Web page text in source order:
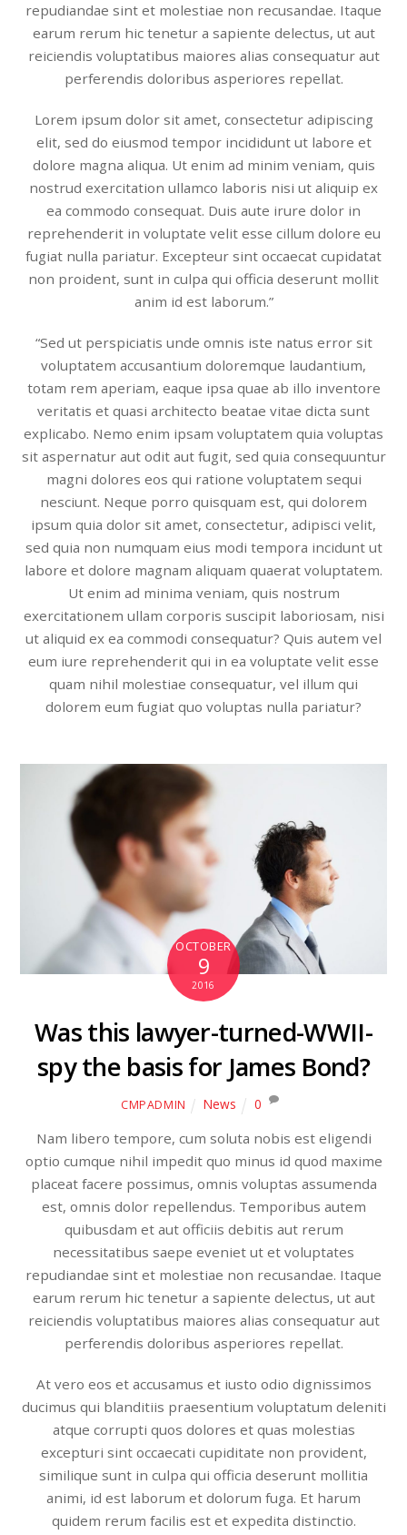
repudiandae sint et molestiae non recusandae. Itaque
earum rerum hic tenetur a sapiente delectus, ut aut
reiciendis voluptatibus maiores alias consequatur aut
perferendis doloribus asperiores repellat.
Lorem ipsum dolor sit amet, consectetur adipiscing
elit, sed do eiusmod tempor incididunt ut labore et
dolore magna aliqua. Ut enim ad minim veniam, quis
nostrud exercitation ullamco laboris nisi ut aliquip ex
ea commodo consequat. Duis aute irure dolor in
reprehenderit in voluptate velit esse cillum dolore eu
fugiat nulla pariatur. Excepteur sint occaecat cupidatat
non proident, sunt in culpa qui officia deserunt mollit
anim id est laborum.”
“Sed ut perspiciatis unde omnis iste natus error sit
voluptatem accusantium doloremque laudantium,
totam rem aperiam, eaque ipsa quae ab illo inventore
veritatis et quasi architecto beatae vitae dicta sunt
explicabo. Nemo enim ipsam voluptatem quia voluptas
sit aspernatur aut odit aut fugit, sed quia consequuntur
magni dolores eos qui ratione voluptatem sequi
nesciunt. Neque porro quisquam est, qui dolorem
ipsum quia dolor sit amet, consectetur, adipisci velit,
sed quia non numquam eius modi tempora incidunt ut
labore et dolore magnam aliquam quaerat voluptatem.
Ut enim ad minima veniam, quis nostrum
exercitationem ullam corporis suscipit laboriosam, nisi
ut aliquid ex ea commodi consequatur? Quis autem vel
eum iure reprehenderit qui in ea voluptate velit esse
quam nihil molestiae consequatur, vel illum qui
dolorem eum fugiat quo voluptas nulla pariatur?
OCTOBER
9
2016
Was this lawyer-turned-WWII-
spy the basis for James Bond?
CMPADMIN News 0
Nam libero tempore, cum soluta nobis est eligendi
optio cumque nihil impedit quo minus id quod maxime
placeat facere possimus, omnis voluptas assumenda
est, omnis dolor repellendus. Temporibus autem
quibusdam et aut officiis debitis aut rerum
necessitatibus saepe eveniet ut et voluptates
repudiandae sint et molestiae non recusandae. Itaque
earum rerum hic tenetur a sapiente delectus, ut aut
reiciendis voluptatibus maiores alias consequatur aut
perferendis doloribus asperiores repellat.
At vero eos et accusamus et iusto odio dignissimos
ducimus qui blanditiis praesentium voluptatum deleniti
atque corrupti quos dolores et quas molestias
excepturi sint occaecati cupiditate non provident,
similique sunt in culpa qui officia deserunt mollitia
animi, id est laborum et dolorum fuga. Et harum
quidem rerum facilis est et expedita distinctio.